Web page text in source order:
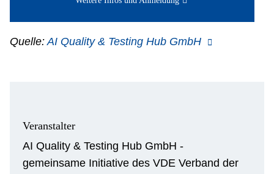
Quelle: AI Quality & Testing Hub GmbH
Veranstalter
AI Quality & Testing Hub GmbH -
gemeinsame Initiative des VDE Verband der